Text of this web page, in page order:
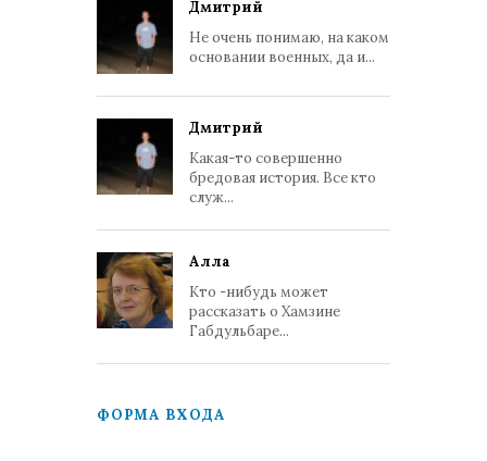
Дмитрий
Не очень понимаю, на каком
основании военных, да и...
Дмитрий
Какая-то совершенно
бредовая история. Все кто
служ...
Алла
Кто -нибудь может
рассказать о Хамзине
Габдульбаре...
ФОРМА ВХОДА